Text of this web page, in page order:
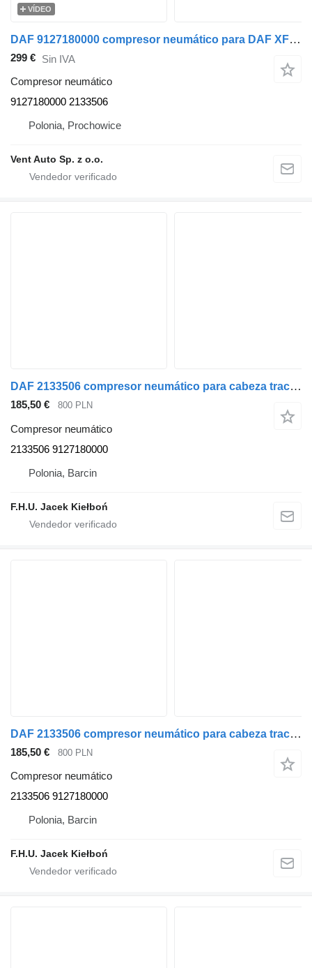
VÍDEO
DAF 9127180000 compresor neumático para DAF XF 106 480 cabeza tractora
299 € Sin IVA
Compresor neumático
9127180000 2133506
Polonia, Prochowice
Vent Auto Sp. z o.o.
DAF 2133506 compresor neumático para cabeza tractora
185,50 € 800 PLN
Compresor neumático
2133506 9127180000
Polonia, Barcin
F.H.U. Jacek Kiełboń
DAF 2133506 compresor neumático para cabeza tractora
185,50 € 800 PLN
Compresor neumático
2133506 9127180000
Polonia, Barcin
F.H.U. Jacek Kiełboń